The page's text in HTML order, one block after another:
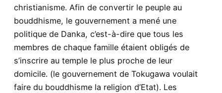
christianisme. Afin de convertir le peuple au
bouddhisme, le gouvernement a mené une
politique de Danka, c’est-à-dire que tous les
membres de chaque famille étaient obligés de
s’inscrire au temple le plus proche de leur
domicile. (le gouvernement de Tokugawa voulait
faire du bouddhisme la religion d’Etat). Les